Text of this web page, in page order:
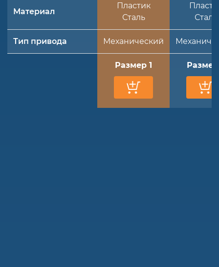
Материал
Пластик
Сталь
Сталь
Тип привода Механический
Размер 1